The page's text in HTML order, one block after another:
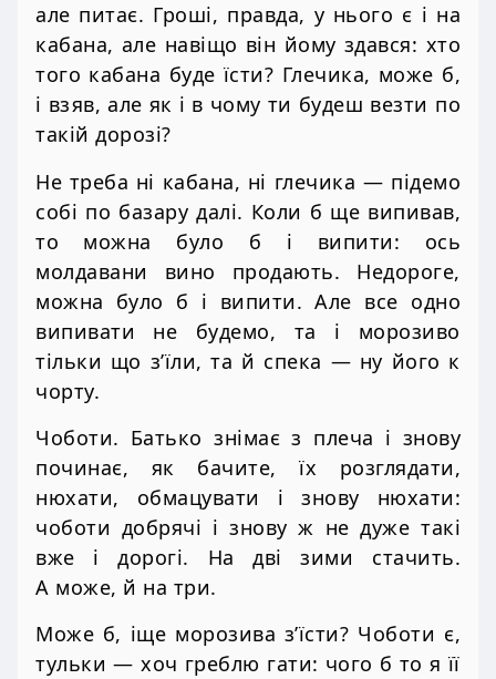
але питає. Гроші, правда, у нього є і на
кабана, але навіщо він йому здався: хто
того кабана буде їсти? Глечика, може б,
і взяв, але як і в чому ти будеш везти по
такій дорозі?
Не треба ні кабана, ні глечика — підемо
собі по базару далі. Коли б ще випивав,
то можна було б і випити: ось
молдавани вино продають. Недороге,
можна було б і випити. Але все одно
випивати не будемо, та і морозиво
тільки що з’їли, та й спека — ну його к
чорту.
Чоботи. Батько знімає з плеча і знову
починає, як бачите, їх розглядати,
нюхати, обмацувати і знову нюхати:
чоботи добрячі і знову ж не дуже такі
вже і дорогі. На дві зими стачить.
А може, й на три.
Може б, іще морозива з’їсти? Чоботи є,
тульки — хоч греблю гати: чого б то я її